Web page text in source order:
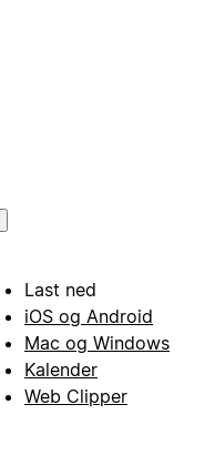
Last ned
iOS og Android
Mac og Windows
Kalender
Web Clipper